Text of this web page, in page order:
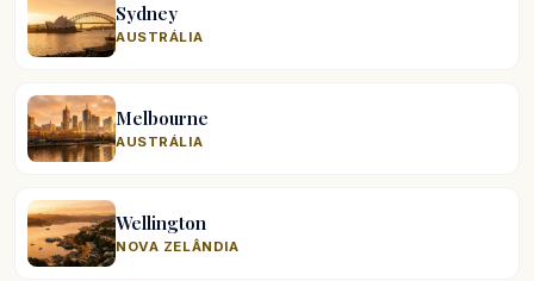
Sydney
AUSTRÁLIA
Melbourne
AUSTRÁLIA
Wellington
NOVA ZELÂNDIA